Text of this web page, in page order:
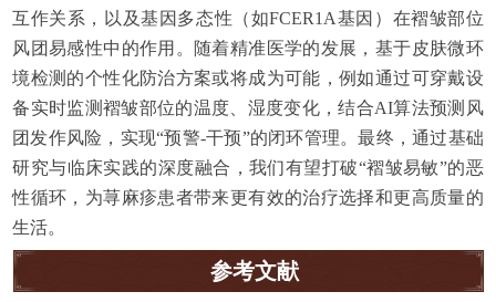
互作关系，以及基因多态性（如FCER1A基因）在褶皱部位
风团易感性中的作用。随着精准医学的发展，基于皮肤微环
境检测的个性化防治方案或将成为可能，例如通过可穿戴设
备实时监测褶皱部位的温度、湿度变化，结合AI算法预测风
团发作风险，实现“预警-干预”的闭环管理。最终，通过基础
研究与临床实践的深度融合，我们有望打破“褶皱易敏”的恶
性循环，为荨麻疹患者带来更有效的治疗选择和更高质量的
生活。
参考文献